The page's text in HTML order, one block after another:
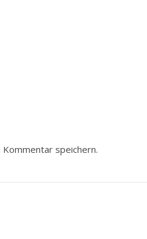
speichern.